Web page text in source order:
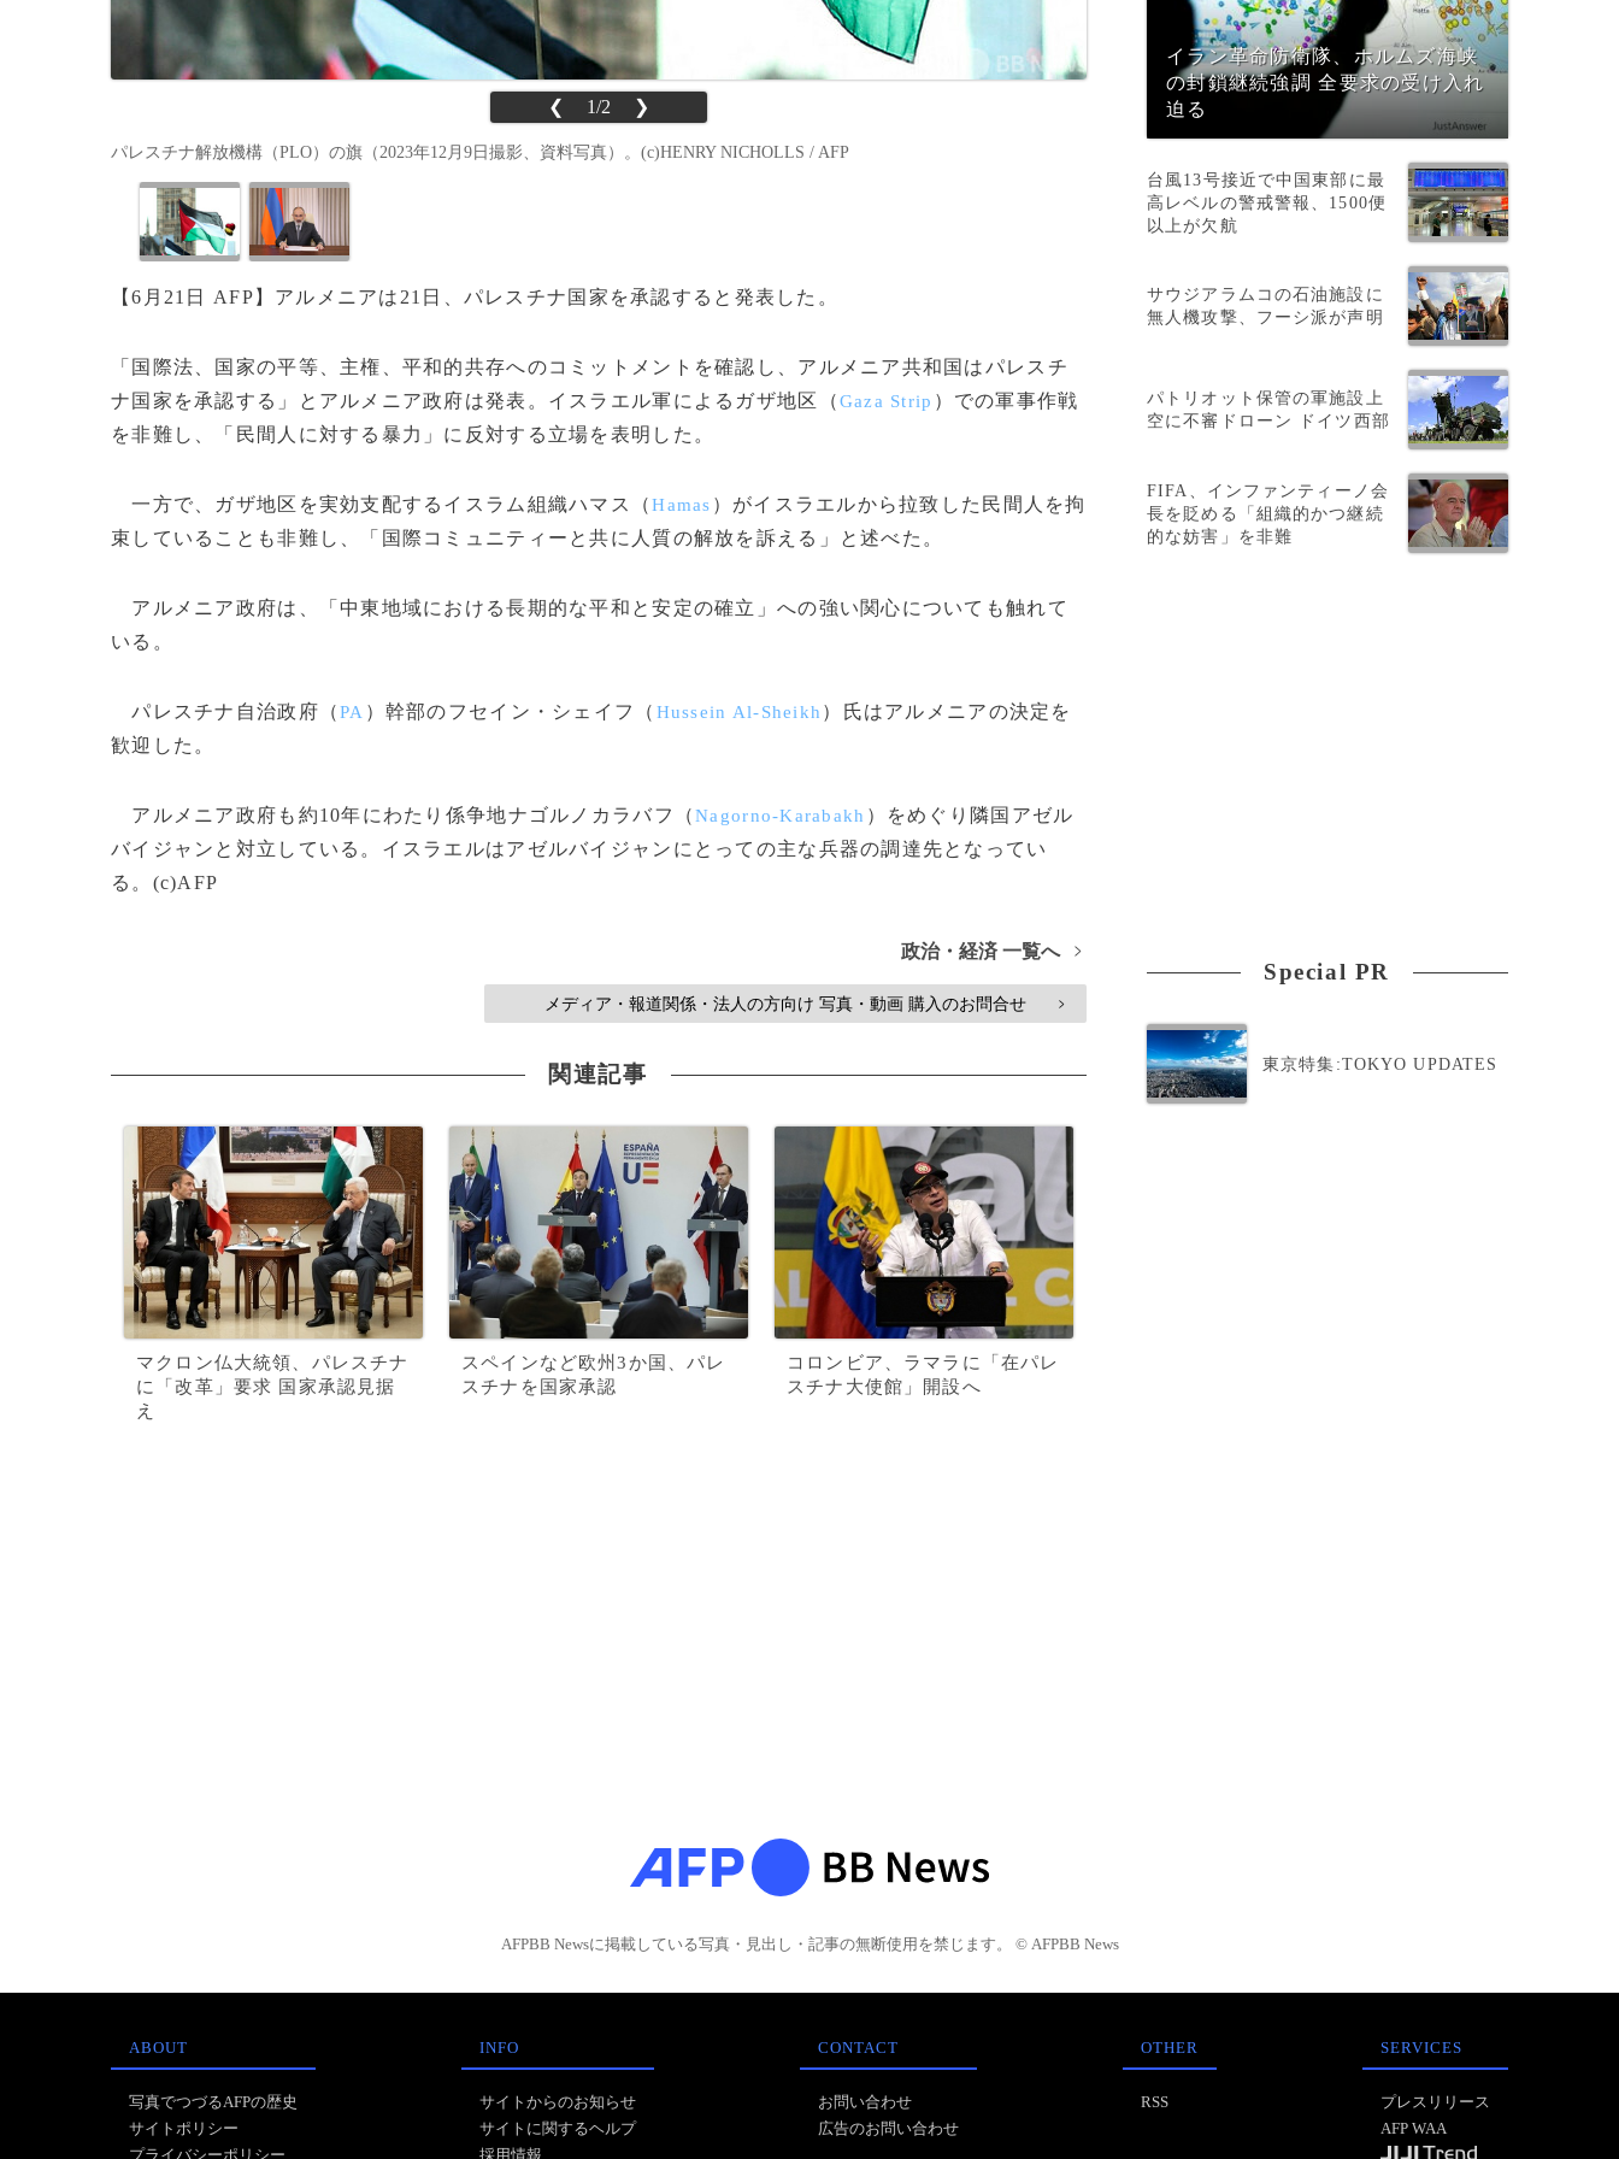
❮ 1/2 ❯
パレスチナ解放機構（PLO）の旗（2023年12月9日撮影、資料写真）。(c)HENRY NICHOLLS / AFP
【6月21日 AFP】アルメニアは21日、パレスチナ国家を承認すると発表した。
「国際法、国家の平等、主権、平和的共存へのコミットメントを確認し、アルメニア共和国はパレスチ
ナ国家を承認する」とアルメニア政府は発表。イスラエル軍によるガザ地区（Gaza Strip ）での軍事作戦
を非難し、「民間人に対する暴力」に反対する立場を表明した。
一方で、ガザ地区を実効支配するイスラム組織ハマス（Hamas ）がイスラエルから拉致した民間人を拘
束していることも非難し、「国際コミュニティーと共に人質の解放を訴える」と述べた。
アルメニア政府は、「中東地域における長期的な平和と安定の確立」への強い関心についても触れて
いる。
パレスチナ自治政府（PA ）幹部のフセイン・シェイフ（ Hussein Al-Sheikh ）氏はアルメニアの決定を
歓迎した。
アルメニア政府も約10年にわたり係争地ナゴルノカラバフ（Nagorno-Karabakh ）をめぐり隣国アゼル
バイジャンと対立している。イスラエルはアゼルバイジャンにとっての主な兵器の調達先となってい
る。(c)AFP
政治・経済 一覧へ >
メディア・報道関係・法人の方向け 写真・動画 購入のお問合せ >
関連記事
マクロン仏大統領、パレスチナ
に「改革」要求 国家承認見据
え
スペインなど欧州3か国、パレ
スチナを国家承認
コロンビア、ラマラに「在パレ
スチナ大使館」開設へ
イラン革命防衛隊、ホルムズ海峡
の封鎖継続強調 全要求の受け入れ
迫る
台風13号接近で中国東部に最
高レベルの警戒警報、1500便
以上が欠航
サウジアラムコの石油施設に
無人機攻撃、フーシ派が声明
パトリオット保管の軍施設上
空に不審ドローン ドイツ西部
FIFA、インファンティーノ会
長を貶める「組織的かつ継続
的な妨害」を非難
Special PR
東京特集:TOKYO UPDATES
AFPBB Newsに掲載している写真・見出し・記事の無断使用を禁じます。 © AFPBB News
ABOUT
写真でつづるAFPの歴史
サイトポリシー
プライバシーポリシー
INFO
サイトからのお知らせ
サイトに関するヘルプ
採用情報
CONTACT
お問い合わせ
広告のお問い合わせ
OTHER
RSS
SERVICES
プレスリリース
AFP WAA